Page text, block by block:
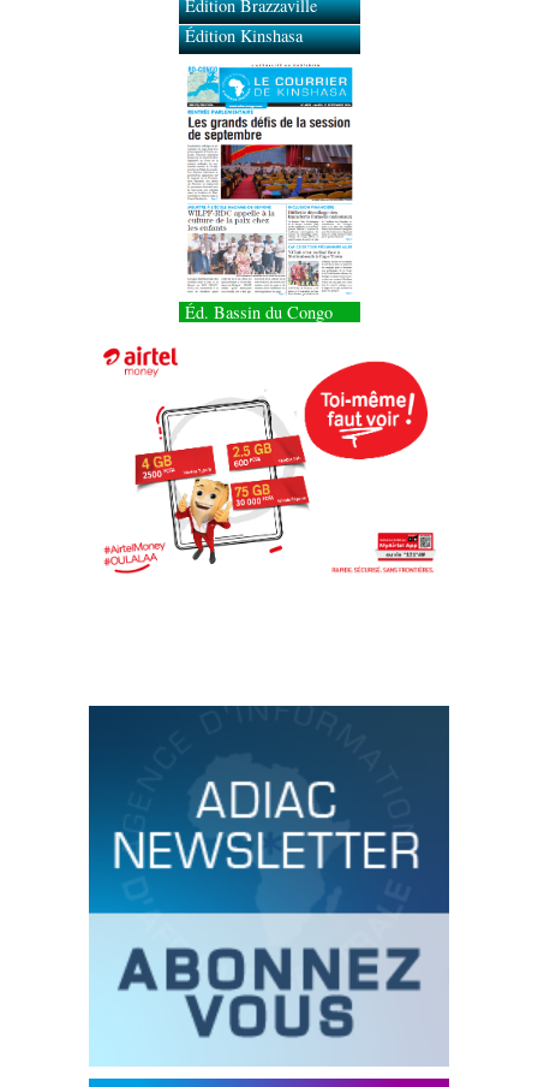
Édition Brazzaville
Édition Kinshasa
Éd. Bassin du Congo